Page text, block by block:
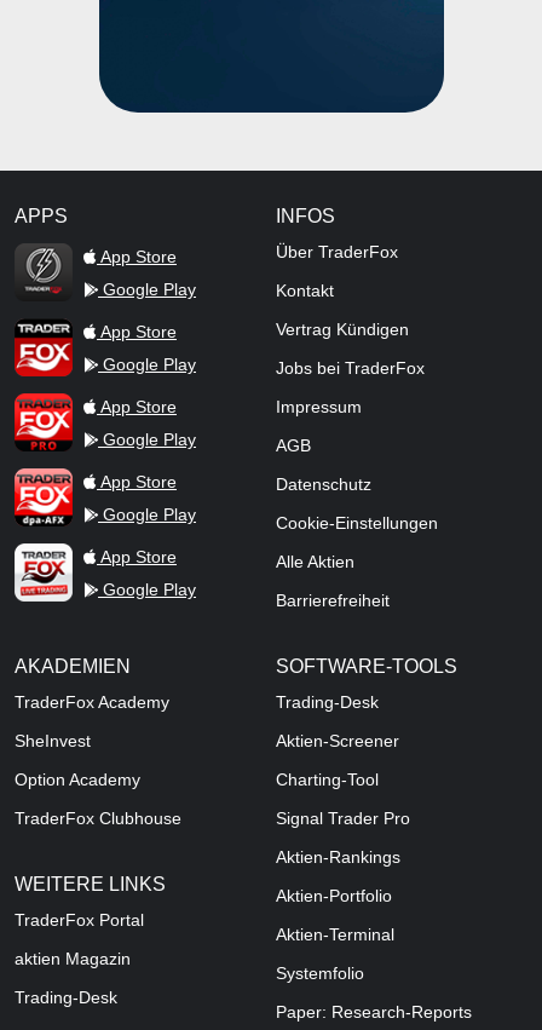
APPS
TraderFox Flash
App Store
Google Play
TraderFox AppApp Store
Google Play
TraderFox ProApp Store
Google Play
TraderFox dpa-AFX ProFeed
App Store
Google Play
TraderFox Live Trading
App Store
Google Play
INFOS
Über TraderFox
Kontakt
Vertrag Kündigen
Jobs bei TraderFox
Impressum
AGB
Datenschutz
Cookie-Einstellungen
Alle Aktien
Barrierefreiheit
AKADEMIEN
TraderFox Academy
SheInvest
Option Academy
TraderFox Clubhouse
WEITERE LINKS
TraderFox Portal
aktien Magazin
Trading-Desk
SOFTWARE-TOOLS
Trading-Desk
Aktien-Screener
Charting-Tool
Signal Trader Pro
Aktien-Rankings
Aktien-Portfolio
Aktien-Terminal
Systemfolio
Paper: Research-Reports